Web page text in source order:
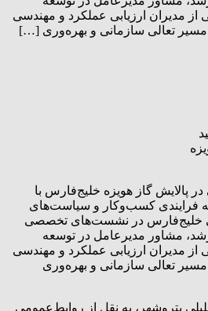
از مدیران ارزیابی عملکرد و مهندسی
تعالی سازمانی و بهره‌وری […]
پالایش گاز هویزه خلیج‌فارس با
فرایندی کسب‌وکار و سیاست‌های
خلیج‌فارس در نشست‌های تخصصی
مشاور مدیرعامل در توسعه
از مدیران ارزیابی عملکرد و مهندسی
تعالی سازمانی و بهره‌وری
پتروشهر، به نقل از روابط‌عمومی